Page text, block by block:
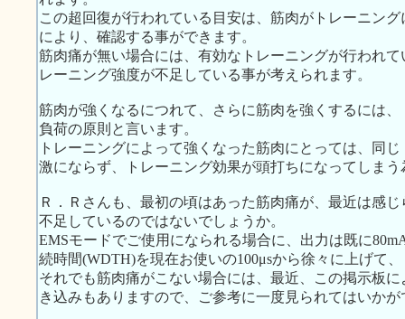
この超回復が行われている目安は、筋肉がトレーニン
により、確認する事ができます。
筋肉痛が無い場合には、有効なトレーニングが行われ
レーニング強度が不足している事が考えられます。
筋肉が強くなるにつれて、さらに筋肉を強くするには
負荷の原則と言います。
トレーニングによって強くなった筋肉にとっては、同
激にならず、トレーニング効果が頭打ちになってしまう
Ｒ．Ｒさんも、最初の頃はあった筋肉痛が、最近は感
不足しているのではないでしょうか。
EMSモードでご使用になられる場合に、出力は既に
続時間(WDTH)を現在お使いの100μsから徐々に上げて
それでも筋肉痛がこない場合には、最近、この掲示板
き込みもありますので、ご参考に一度見られてはいか